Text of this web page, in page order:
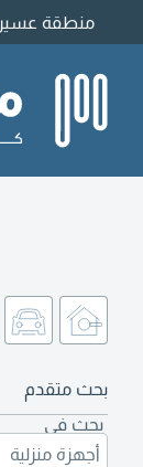
منطقة عسير
بحث متقدم
بحث في
أجهزة منزلية